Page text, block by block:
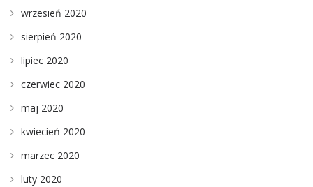
wrzesień 2020
sierpień 2020
lipiec 2020
czerwiec 2020
maj 2020
kwiecień 2020
marzec 2020
luty 2020